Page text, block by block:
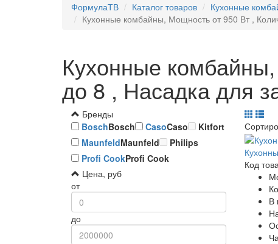
ФормулаТВ Каталог товаров
Кухонные
Кухонные комбайны, Мощность от 950 Вт ,
Кухонные
до 8 , Насадка для
Бренды
BoschBosch CasoCaso
Kitfort
MaunfeldMaunfeld
Philips
Profi CookProfi Cook
Цена, руб
от
до
Код
В